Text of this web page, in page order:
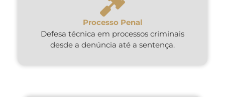
Processo Penal
Defesa técnica em processos criminais
desde a denúncia até a sentença.